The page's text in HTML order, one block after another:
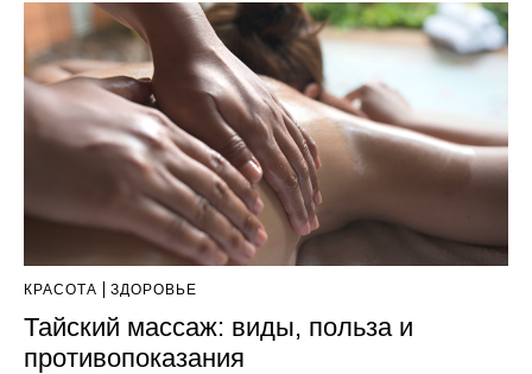
КРАСОТА ЗДОРОВЬЕ
Тайский массаж: виды, польза и
противопоказания